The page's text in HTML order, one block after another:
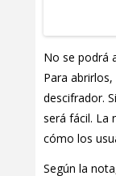
No se podrá
Para
descifrador.
será fácil. La
cómo los
Según la